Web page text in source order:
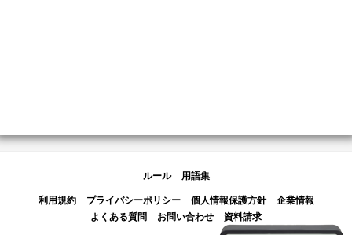
ルール 用語集
利用規約 プライバシーポリシー 個人情報保護方針
企業情報
よくある質問
お問い合わせ 資料請求